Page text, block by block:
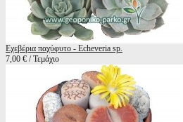
Εχεβέρια παχύφυτο - Echeveria sp.
7,00 € / Τεμάχιο